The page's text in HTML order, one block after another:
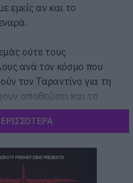
εμείς αν και το
ούτε τους
ανά τον κόσμο που
τον Ταραντίνο για τη
αποθεώσει και το